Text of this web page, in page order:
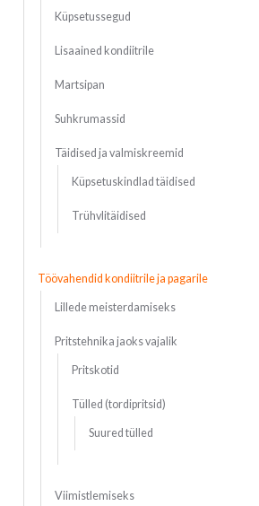
Küpsetussegud
Lisaained kondiitrile
Martsipan
Suhkrumassid
Täidised ja valmiskreemid
Küpsetuskindlad täidised
Trühvlitäidised
Töövahendid kondiitrile ja pagarile
Lillede meisterdamiseks
Pritstehnika jaoks vajalik
Pritskotid
Tülled (tordipritsid)
Suured tülled
Viimistlemiseks